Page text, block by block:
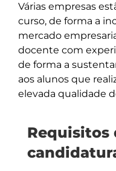
Várias empresas
curso, de forma a
mercado
docente com
de forma a
aos alunos que
Requisitos